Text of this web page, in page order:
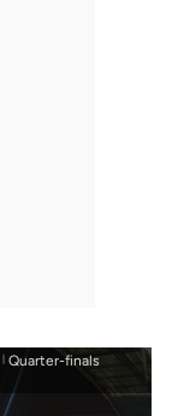
| Quarter-finals